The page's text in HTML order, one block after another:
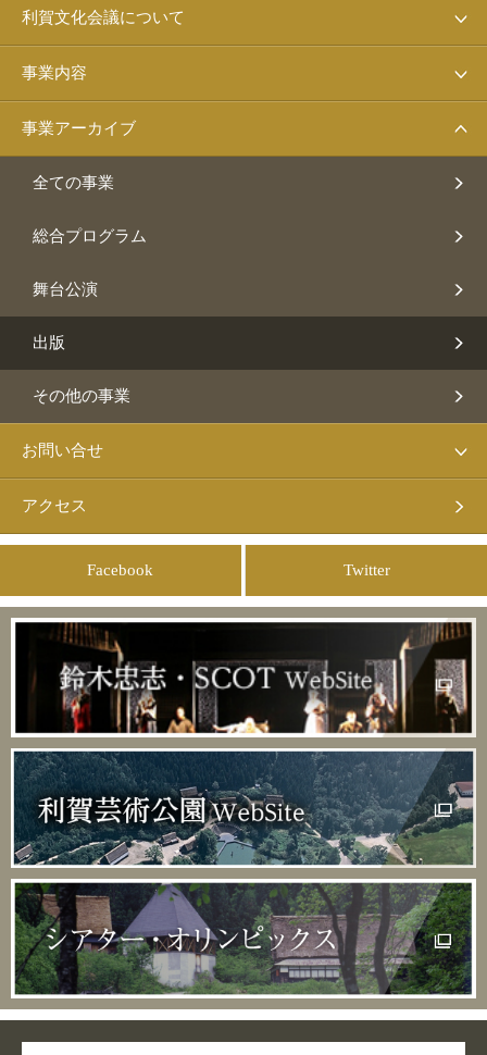
利賀文化会議について
事業内容
事業アーカイブ
全ての事業
総合プログラム
舞台公演
出版
その他の事業
お問い合せ
アクセス
Facebook Twitter